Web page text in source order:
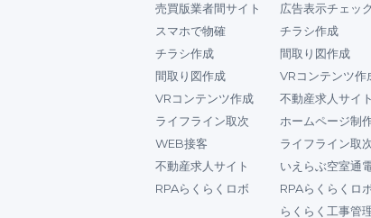
売買版業者間サイト
スマホで物確
チラシ作成
間取り図作成
VRコンテンツ作成
ライフライン取次
WEB接客
不動産求人サイト
RPAらくらくロボ
広告表示チェック
チラシ作成
間取り図作成
VRコンテンツ作
不動産求人サイト
ホームページ制
ライフライン取
いえらぶ空室通
RPAらくらくロ
らくらく工事管